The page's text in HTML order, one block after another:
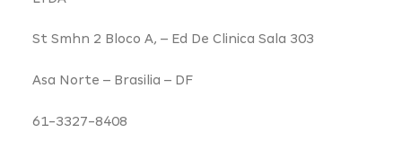
St Smhn 2 Bloco A, – Ed De Clinica Sala 303
Asa Norte – Brasilia – DF
61-3327-8408